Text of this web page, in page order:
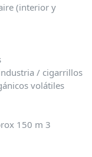
(interior y
/ cigarrillos
volátiles
150 m 3